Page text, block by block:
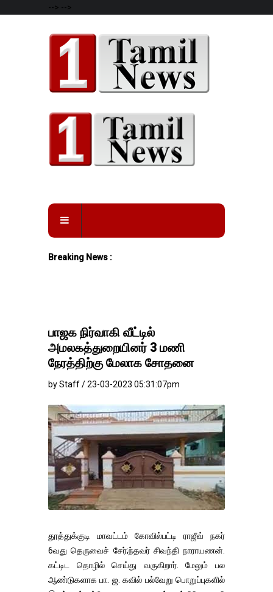
--> -->
Breaking News :
பாஜக நிர்வாகி வீட்டில்
அமலகத்துறையினர் 3 மணி
நேரத்திற்கு மேலாக சோதனை
by Staff / 23-03-2023 05:31:07pm
தூத்துக்குடி மாவட்டம் கோவில்பட்டி ராஜீவ் நகர்
6வது தெருவைச் சேர்;ந்தவர் சிவந்தி நாராயணன்.
கட்டிட தொழில் செய்து வருகிறார். மேலும் பல
ஆண்டுகளாக பா. ஜ. கவில் பல்வேறு பொறுப்புகளில்